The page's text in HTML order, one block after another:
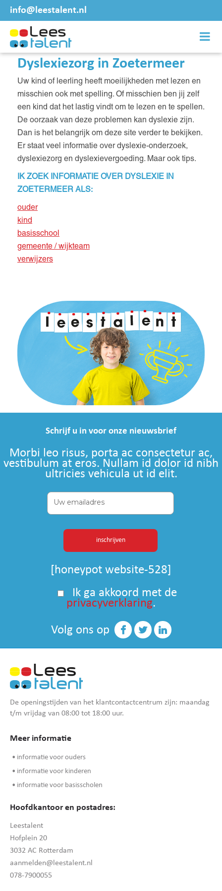
info@leestalent.nl
Dyslexiezorg in Zoetermeer
Uw kind of leerling heeft moeilijkheden met lezen en
misschien ook met spelling. Of misschien ben jij zelf
een kind dat het lastig vindt om te lezen en te spellen.
De oorzaak van deze problemen kan dyslexie zijn.
Dan is het belangrijk om deze site verder te bekijken.
Er staat veel informatie over dyslexie-onderzoek,
dyslexiezorg en dyslexievergoeding. Maar ook tips.
IK ZOEK INFORMATIE OVER DYSLEXIE IN
ZOETERMEER ALS:
ouder
kind
basisschool
gemeente / wijkteam
verwijzers
Schrijf u in voor onze nieuwsbrief
Morbi leo risus, porta ac consectetur ac,
vestibulum at eros. Nullam id dolor id nibh
ultricies vehicula ut id elit.
[honeypot website-528]
Ik ga akkoord met de
privacyverklaring.
Volg ons op
De openingstijden van het klantcontactcentrum zijn: maandag
t/m vrijdag van 08:00 tot 18:00 uur.
Meer informatie
• informatie voor ouders
• informatie voor kinderen
• informatie voor basisscholen
Hoofdkantoor en postadres:
Leestalent
Hofplein 20
3032 AC Rotterdam
aanmelden@leestalent.nl
078-7900055